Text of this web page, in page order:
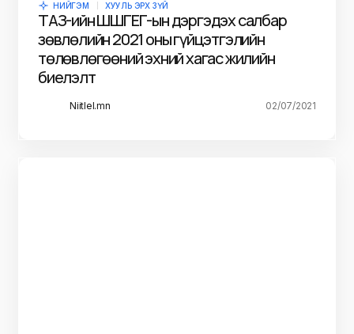
НИЙГЭМ ХУУЛЬ ЭРХ ЗҮЙ
ТАЗ-ийн ШШГЕГ-ын дэргэдэх салбар
зөвлөлийн 2021 оны гүйцэтгэлийн
төлөвлөгөөний эхний хагас жилийн
биелэлт
Niitlel.mn 02/07/2021